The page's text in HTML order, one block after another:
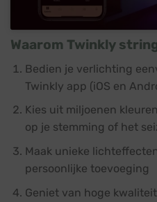
Waarom Twinkly
Bedien je verlichting
Twinkly app (iOS en
Kies uit miljoenen
op je stemming of het
Maak unieke
persoonlijke toevoeging
Geniet van hoge